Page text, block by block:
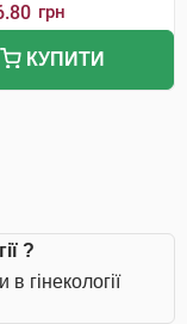
грн
КУПИТИ
?
гінекології